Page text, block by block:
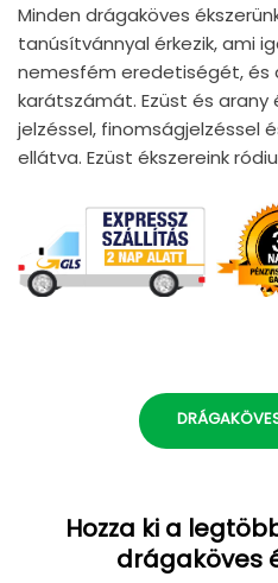
Minden drágaköves
tanúsítvánnyal érkezik, ami
nemesfém eredetiségét, és
karátszámát. Ezüst és arany
jelzéssel, finomságjelzéssel
ellátva. Ezüst ékszereink
Hozza ki a
drágaköves